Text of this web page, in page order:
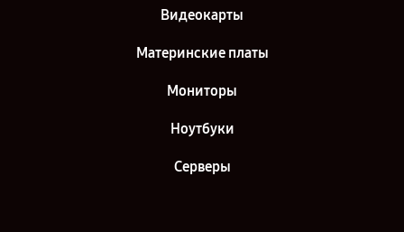
Ремонт монитора Gigabyte M34WQ в г. Санкт-Петербург
Видеокарты
Материнские платы
Мониторы
Ноутбуки
Серверы